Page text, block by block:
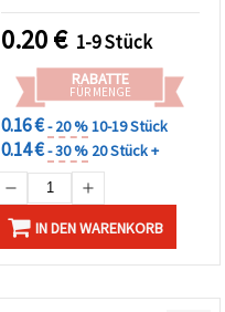
0.20€ 1-9 Stück
RABATTE
FÜR MENGE
0.16 €- 20 %10-19 Stück
0.14 €- 30 % 20 Stück +
IN DEN WARENKORB